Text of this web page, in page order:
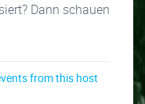
Dann schauen
from this host